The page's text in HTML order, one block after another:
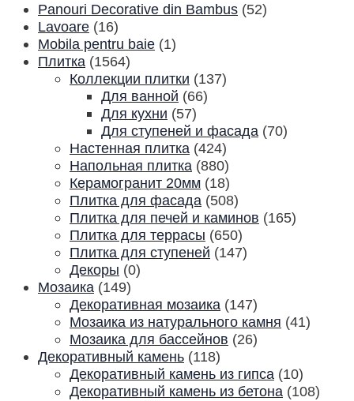
Panouri Decorative din Bambus (52)
Lavoare (16)
Mobila pentru baie (1)
Плитка (1564)
Коллекции плитки (137)
Для ванной (66)
Для кухни (57)
Для ступеней и фасада (70)
Настенная плитка (424)
Напольная плитка (880)
Керамогранит 20мм (18)
Плитка для фасада (508)
Плитка для печей и каминов (165)
Плитка для террасы (650)
Плитка для ступеней (147)
Декоры (0)
Мозаика (149)
Декоративная мозаика (147)
Мозаика из натурального камня (41)
Мозаика для бассейнов (26)
Декоративный камень (118)
Декоративный камень из гипса (10)
Декоративный камень из бетона (108)